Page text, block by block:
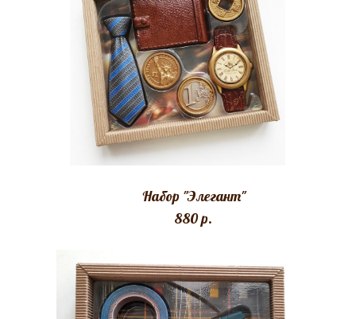
Набор "Элегант"
880 p.